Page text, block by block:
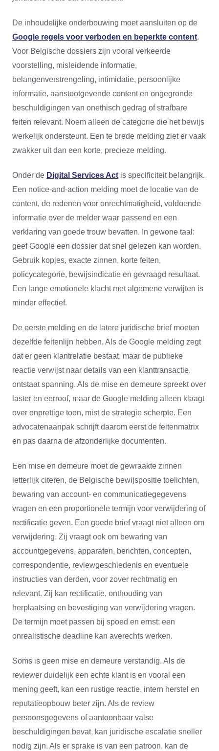
De inhoudelijke onderbouwing moet aansluiten op de
Google regels voor verboden en beperkte content.
Voor Belgische dossiers zijn vooral verkeerde
voorstelling, misleidende informatie,
belangenverstrengeling, intimidatie, persoonlijke
informatie, aanstootgevende content en ongegronde
beschuldigingen van onethisch gedrag of strafbare
feiten relevant. Noem alleen de categorie die het bewijs
werkelijk ondersteunt. Een te brede melding ziet er vaak
zwakker uit dan een korte, precieze melding.
Onder de Digital Services Act is specificiteit belangrijk.
Een notice-and-action melding moet de locatie van de
content, de redenen voor onrechtmatigheid, voldoende
informatie over de melder waar passend en een
verklaring van goede trouw bevatten. In gewone taal:
geef Google een dossier dat snel gelezen kan worden.
Gebruik kopjes, exacte zinnen, korte feiten,
policycategorie, bewijsindicatie en gevraagd resultaat.
Een lange emotionele klacht met algemene verwijten is
minder effectief.
De eerste melding en de latere juridische brief moeten
dezelfde feitenlijn hebben. Als de Google melding zegt
dat er geen klantrelatie bestaat, maar de publieke
reactie verwijst naar details van een klanttransactie,
ontstaat spanning. Als de mise en demeure spreekt over
laster en eerroof, maar de Google melding alleen klaagt
over onprettige toon, mist de strategie scherpte. Een
advocatenaanpak schrijft daarom eerst de feitenmatrix
en pas daarna de afzonderlijke documenten.
Een mise en demeure moet de gewraakte zinnen
letterlijk citeren, de Belgische bewijspositie toelichten,
bewaring van account- en communicatiegegevens
vragen en een proportionele termijn voor verwijdering of
rectificatie geven. Een goede brief vraagt niet alleen om
verwijdering. Zij vraagt ook om bewaring van
accountgegevens, apparaten, berichten, concepten,
correspondentie, reviewgeschiedenis en eventuele
instructies van derden, voor zover rechtmatig en
relevant. Zij kan rectificatie, onthouding van
herplaatsing en bevestiging van verwijdering vragen.
De termijn moet passen bij spoed en ernst; een
onrealistische deadline kan averechts werken.
Soms is geen mise en demeure verstandig. Als de
reviewer duidelijk een echte klant is en vooral een
mening geeft, kan een rustige reactie, intern herstel en
reputatieopbouw beter zijn. Als de review
persoonsgegevens of aantoonbaar valse
beschuldigingen bevat, kan juridische escalatie sneller
nodig zijn. Als er sprake is van een patroon, kan de